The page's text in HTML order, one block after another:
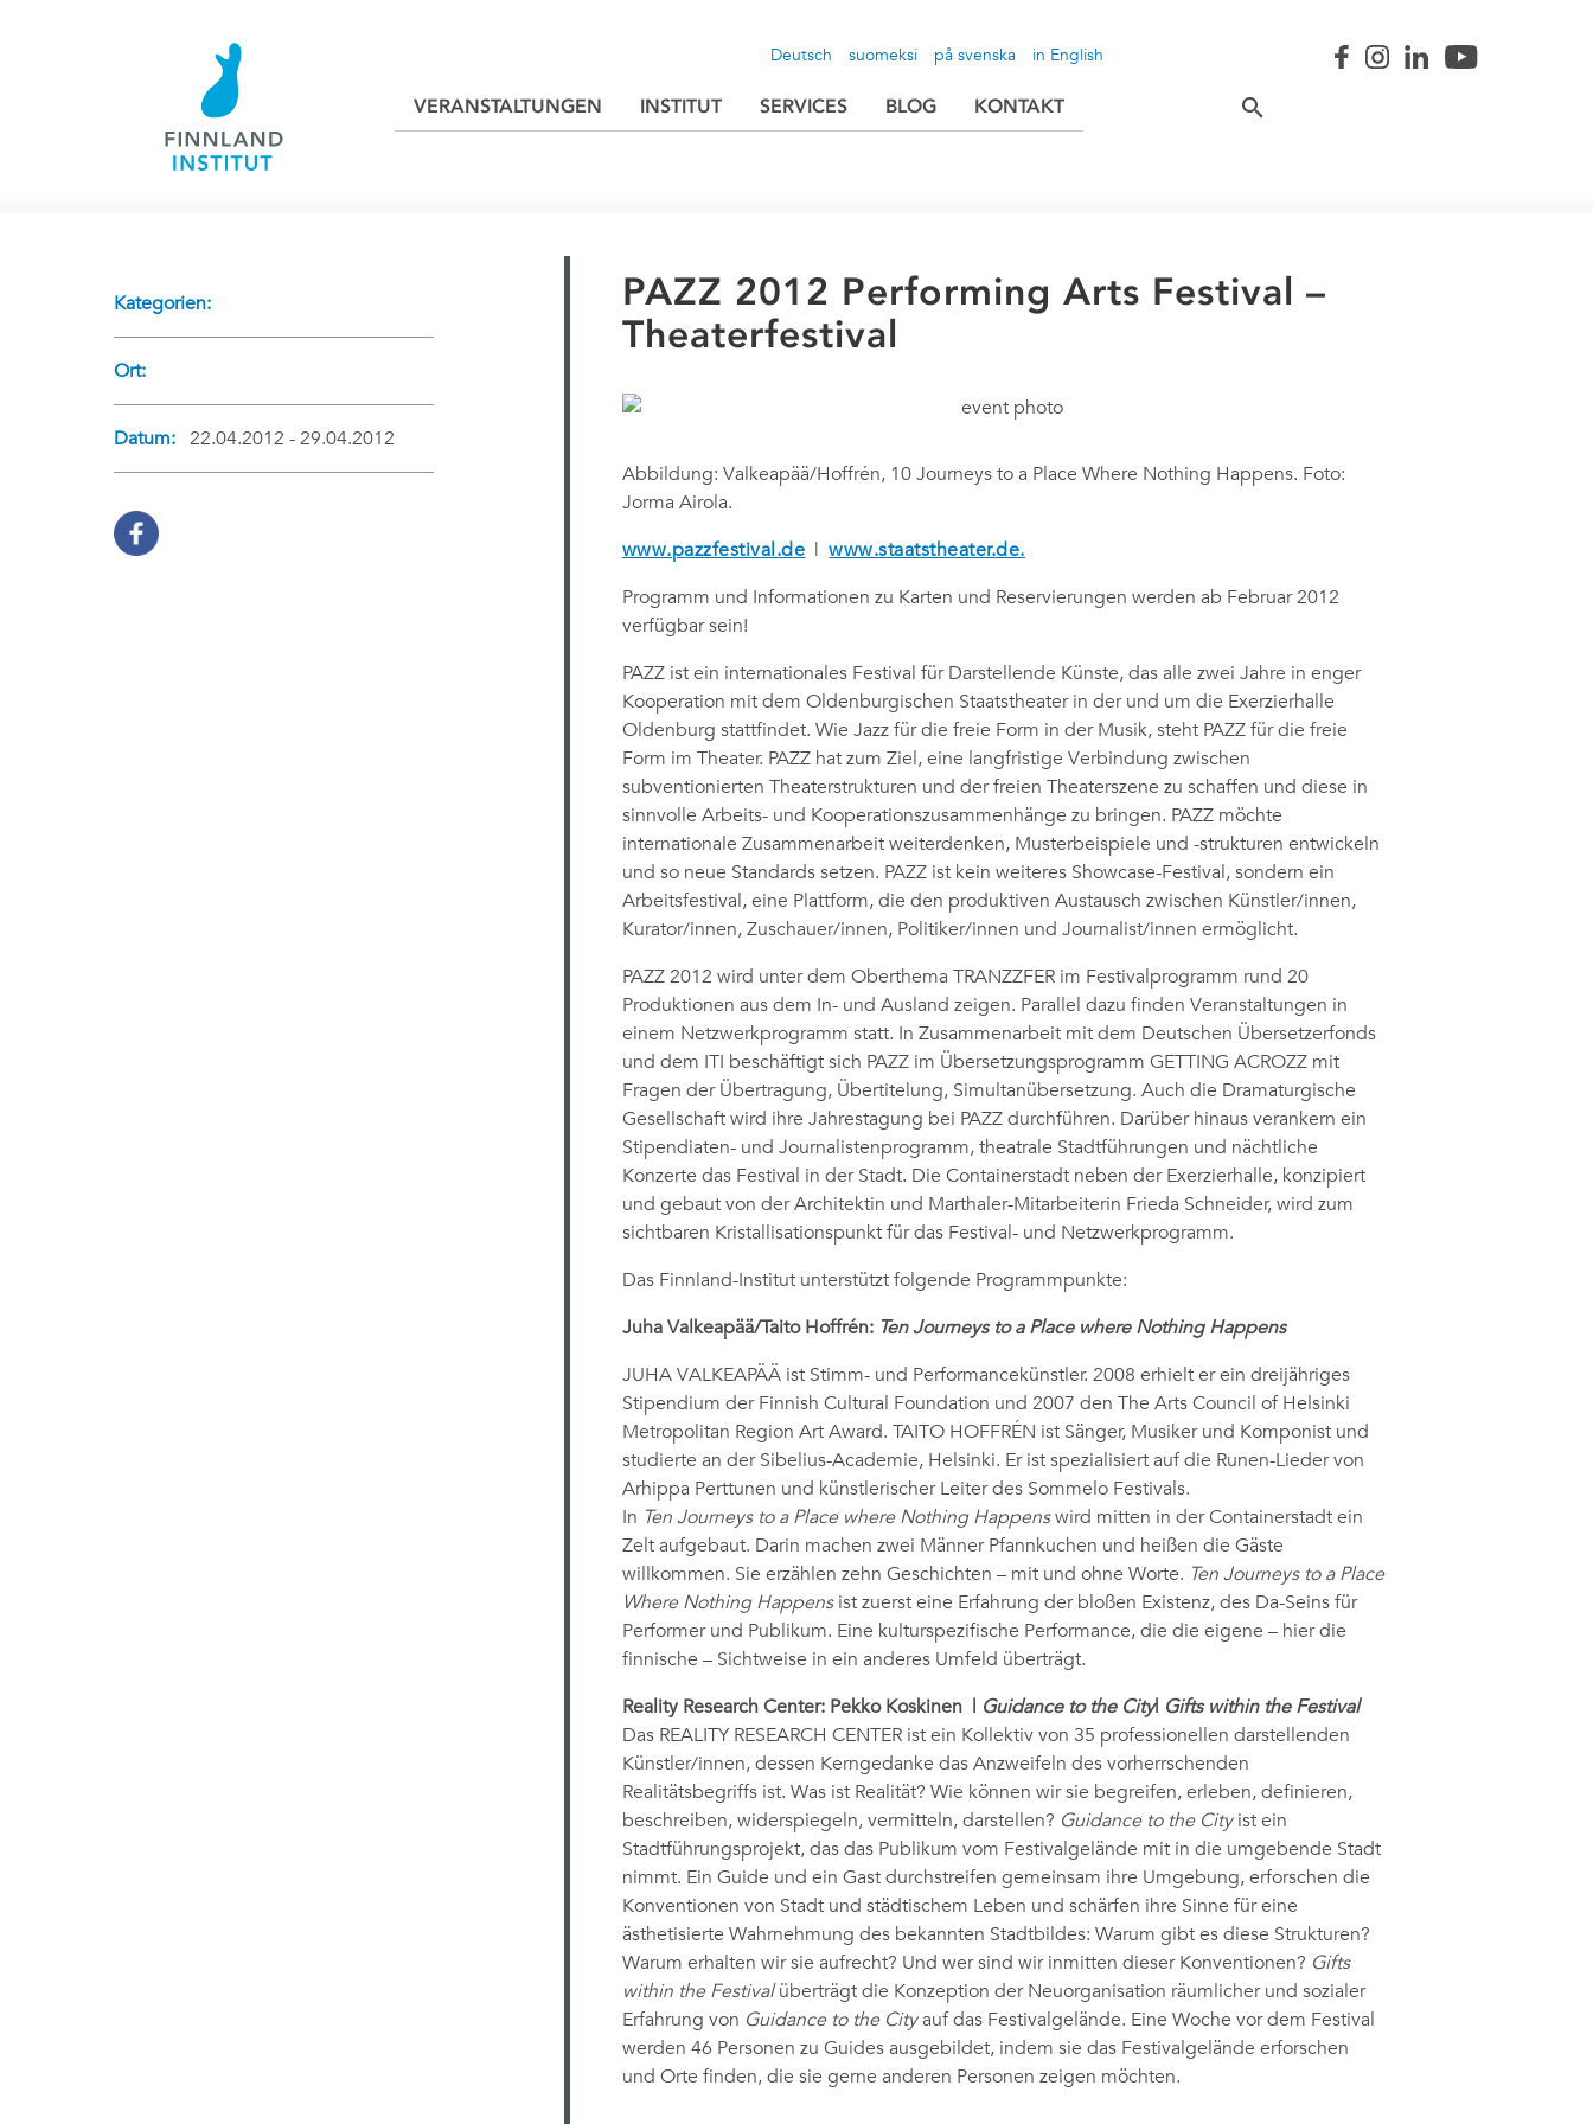
suomeksi
Deutsch på svenska in English
VERANSTALTUNGEN INSTITUT SERVICES BLOG KONTAKT
Kategorien:
Ort:
Datum: 22.04.2012 - 29.04.2012
PAZZ 2012 Performing Arts Festival –
Theaterfestival
Abbildung: Valkeapää/Hoffrén, 10 Journeys to a Place Where Nothing Happens. Foto:
Jorma Airola.
www.pazzfestival.de |www.staatstheater.de.
Programm und Informationen zu Karten und Reservierungen werden ab Februar 2012
verfügbar sein!
PAZZ ist ein internationales Festival für Darstellende Künste, das alle zwei Jahre in enger
Kooperation mit dem Oldenburgischen Staatstheater in der und um die Exerzierhalle
Oldenburg stattfindet. Wie Jazz für die freie Form in der Musik, steht PAZZ für die freie
Form im Theater. PAZZ hat zum Ziel, eine langfristige Verbindung zwischen
subventionierten Theaterstrukturen und der freien Theaterszene zu schaffen und diese in
sinnvolle Arbeits- und Kooperationszusammenhänge zu bringen. PAZZ möchte
internationale Zusammenarbeit weiterdenken, Musterbeispiele und -strukturen entwickeln
und so neue Standards setzen. PAZZ ist kein weiteres Showcase-Festival, sondern ein
Arbeitsfestival, eine Plattform, die den produktiven Austausch zwischen Künstler/innen,
Kurator/innen, Zuschauer/innen, Politiker/innen und Journalist/innen ermöglicht.
PAZZ 2012 wird unter dem Oberthema TRANZZFER im Festivalprogramm rund 20
Produktionen aus dem In- und Ausland zeigen. Parallel dazu finden Veranstaltungen in
einem Netzwerkprogramm statt. In Zusammenarbeit mit dem Deutschen Übersetzerfonds
und dem ITI beschäftigt sich PAZZ im Übersetzungsprogramm GETTING ACROZZ mit
Fragen der Übertragung, Übertitelung, Simultanübersetzung. Auch die Dramaturgische
Gesellschaft wird ihre Jahrestagung bei PAZZ durchführen. Darüber hinaus verankern ein
Stipendiaten- und Journalistenprogramm, theatrale Stadtführungen und nächtliche
Konzerte das Festival in der Stadt. Die Containerstadt neben der Exerzierhalle, konzipiert
und gebaut von der Architektin und Marthaler-Mitarbeiterin Frieda Schneider, wird zum
sichtbaren Kristallisationspunkt für das Festival- und Netzwerkprogramm.
Das Finnland-Institut unterstützt folgende Programmpunkte:
Juha Valkeapää/Taito Hoffrén: Ten Journeys to a Place where Nothing Happens
JUHA VALKEAPÄÄ ist Stimm- und Performancekünstler. 2008 erhielt er ein dreijähriges
Stipendium der Finnish Cultural Foundation und 2007 den The Arts Council of Helsinki
Metropolitan Region Art Award. TAITO HOFFRÉN ist Sänger, Musiker und Komponist und
studierte an der Sibelius-Academie, Helsinki. Er ist spezialisiert auf die Runen-Lieder von
Arhippa Perttunen und künstlerischer Leiter des Sommelo Festivals.
In Ten Journeys to a Place where Nothing Happenswird mitten in der Containerstadt ein
Zelt aufgebaut. Darin machen zwei Männer Pfannkuchen und heißen die Gäste
willkommen. Sie erzählen zehn Geschichten – mit und ohne Worte. Ten Journeys to a Place
Where Nothing Happensist zuerst eine Erfahrung der bloßen Existenz, des Da-Seins für
Performer und Publikum. Eine kulturspezifische Performance, die die eigene – hier die
finnische – Sichtweise in ein anderes Umfeld überträgt.
Reality Research Center: Pekko Koskinen | Guidance to the City| Gifts within the Festival
Das REALITY RESEARCH CENTER ist ein Kollektiv von 35 professionellen darstellenden
Künstler/innen, dessen Kerngedanke das Anzweifeln des vorherrschenden
Realitätsbegriffs ist. Was ist Realität? Wie können wir sie begreifen, erleben, definieren,
beschreiben, widerspiegeln, vermitteln, darstellen? Guidance to the Cityist ein
Stadtführungsprojekt, das das Publikum vom Festivalgelände mit in die umgebende Stadt
nimmt. Ein Guide und ein Gast durchstreifen gemeinsam ihre Umgebung, erforschen die
Konventionen von Stadt und städtischem Leben und schärfen ihre Sinne für eine
ästhetisierte Wahrnehmung des bekannten Stadtbildes: Warum gibt es diese Strukturen?
Warum erhalten wir sie aufrecht? Und wer sind wir inmitten dieser Konventionen? Gifts
within the Festivalüberträgt die Konzeption der Neuorganisation räumlicher und sozialer
Erfahrung von Guidance to the Cityauf das Festivalgelände. Eine Woche vor dem Festival
werden 46 Personen zu Guides ausgebildet, indem sie das Festivalgelände erforschen
und Orte finden, die sie gerne anderen Personen zeigen möchten.